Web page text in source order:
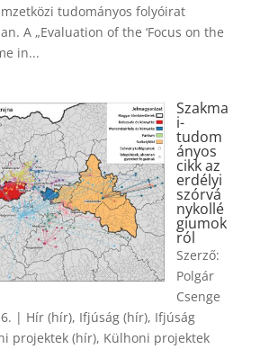
tudományos folyóirat
A „Evaluation of the ‘Focus on the
in...
Szakma
i-
tudom
ányos
cikk az
erdélyi
szórvá
nykollé
giumok
ról
Szerző:
Polgár
Csenge
| Hír (hír), Ifjúság (hír), Ifjúság
projektek (hír), Külhoni projektek